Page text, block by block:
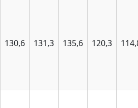
130,6 131,3 135,6 120,3